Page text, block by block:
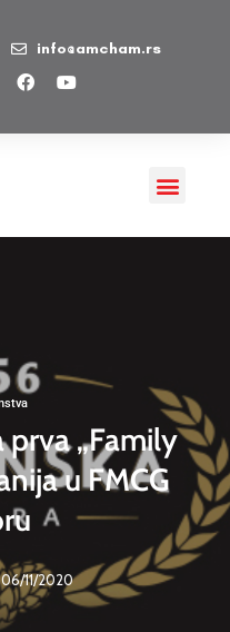
info@amcham.rs
„Family
u FMCG
11/2020